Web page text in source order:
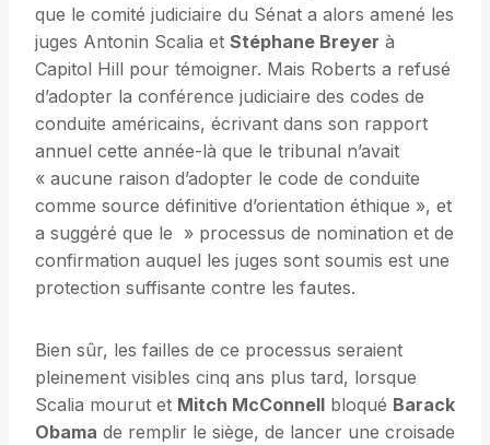
que le comité judiciaire du Sénat a alors amené les
juges Antonin Scalia et Stéphane Breyer à
Capitol Hill pour témoigner. Mais Roberts a refusé
d’adopter la conférence judiciaire des codes de
conduite américains, écrivant dans son rapport
annuel cette année-là que le tribunal n’avait
« aucune raison d’adopter le code de conduite
comme source définitive d’orientation éthique », et
a suggéré que le » processus de nomination et de
confirmation auquel les juges sont soumis est une
protection suffisante contre les fautes.
Bien sûr, les failles de ce processus seraient
pleinement visibles cinq ans plus tard, lorsque
Scalia mourut et Mitch McConnell bloqué Barack
Obama de remplir le siège, de lancer une croisade